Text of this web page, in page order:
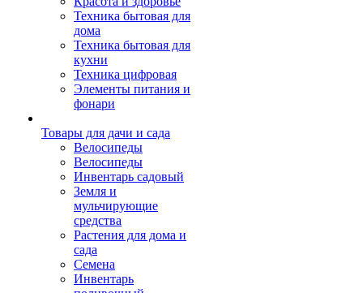
Техника бытовая для
дома
Техника бытовая для
кухни
Техника цифровая
Элементы питания и
фонари
Товары для дачи и сада
Велосипеды
Велосипеды
Инвентарь садовый
Земля и
мульчирующие
средства
Растения для дома и
сада
Семена
Инвентарь